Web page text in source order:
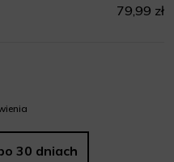
79,99 zł
30 dniach